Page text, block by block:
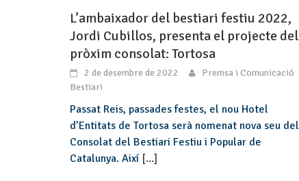
L’ambaixador del bestiari festiu 2022,
Jordi Cubillos, presenta el projecte del
pròxim consolat: Tortosa
2 de desembre de 2022
Premsa i Comunicació
Bestiari
Passat Reis, passades festes, el nou Hotel
d’Entitats de Tortosa serà nomenat nova seu del
Consolat del Bestiari Festiu i Popular de
Catalunya. Així [...]